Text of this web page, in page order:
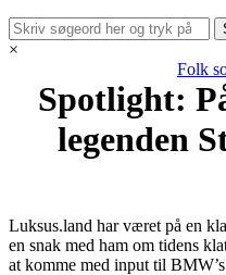
×
Folk
Spotlight:
legenden
Luksus.land har været på en
en snak med ham om tidens
at komme med input til